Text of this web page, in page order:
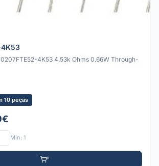
4K53
4K53 4.53k Ohms 0.66W Through-
10 peças
Mín: 1